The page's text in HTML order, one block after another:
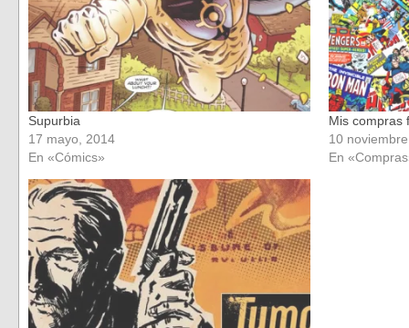
Supurbia
17 mayo, 2014
En «Cómics»
Mis compras
10
En